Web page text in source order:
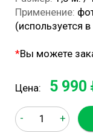
Применение:
(используется
*Вы можете
Цена: 5 990
- +